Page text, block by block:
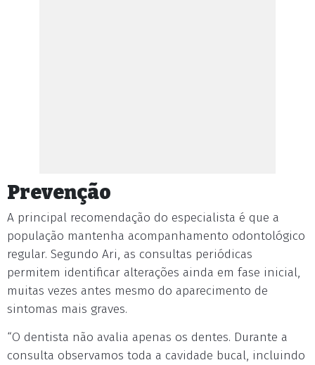
Prevenção
A principal recomendação do especialista é que a
população mantenha acompanhamento odontológico
regular. Segundo Ari, as consultas periódicas
permitem identificar alterações ainda em fase inicial,
muitas vezes antes mesmo do aparecimento de
sintomas mais graves.
“O dentista não avalia apenas os dentes. Durante a
consulta observamos toda a cavidade bucal, incluindo